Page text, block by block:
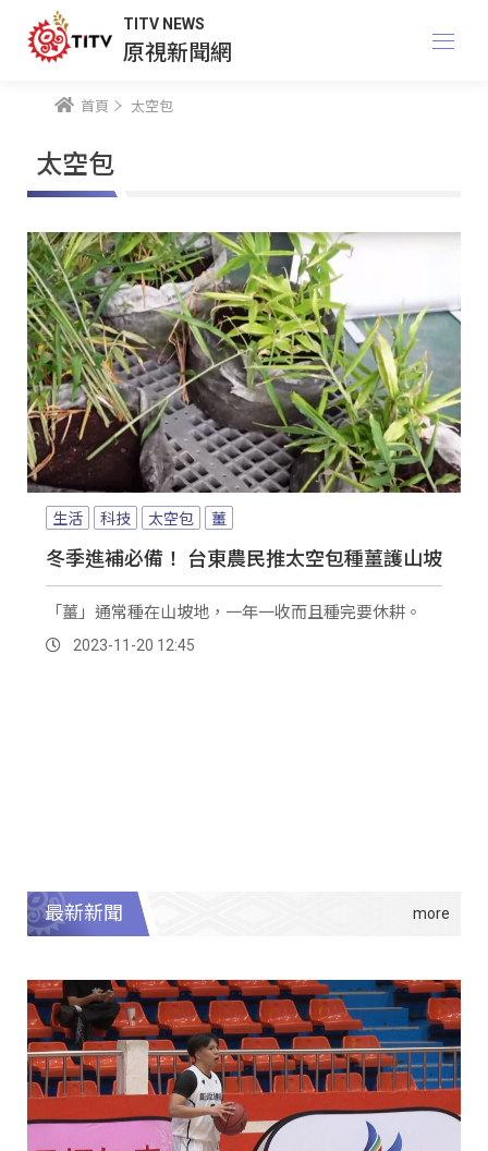
TITV NEWS
原視新聞網
首頁 太空包
太空包
生活 科技 太空包 薑
冬季進補必備！ 台東農民推太空包種薑護山坡
「薑」通常種在山坡地，一年一收而且種完要休耕。
2023-11-20 12:45
最新新聞